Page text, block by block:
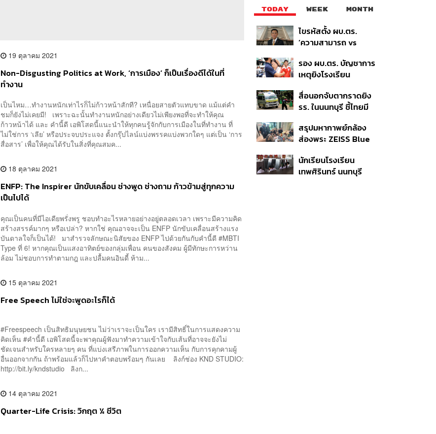
19 ตุลาคม 2021
Non-Disgusting Politics at Work, ‘การเมือง’ ก็เป็นเรื่องดีได้ในที่
ทำงาน
เป็นไหม…ทำงานหนักเท่าไรก็ไม่ก้าวหน้าสักที? เหนื่อยสายตัวแทบขาด แม้แต่คำ
ชมก็ยังไม่เคยมี! เพราะฉะนั้นทำงานหนักอย่างเดียวไม่เพียงพอที่จะทำให้คุณ
ก้าวหน้าได้ และ คำนี้ดี เอพิโสดนี้แนะนำให้ทุกคนรู้จักกับการเมืองในที่ทำงาน ที่
ไม่ใช่การ ‘เลีย’ หรือประจบประแจง ตั้งกรุ๊ปไลน์แบ่งพรรคแบ่งพวกใดๆ แต่เป็น ‘การ
สื่อสาร’ เพื่อให้คุณได้รับในสิ่งที่คุณสมค...
18 ตุลาคม 2021
ENFP: The Inspirer นักขับเคลื่อน ช่างพูด ช่างถาม ก้าวข้ามสู่ทุกความ
เป็นไปได้
คุณเป็นคนที่มีไอเดียพรั่งพรู ชอบทำอะไรหลายอย่างอยู่ตลอดเวลา เพราะมีความคิด
สร้างสรรค์มากๆ หรือเปล่า? หากใช่ คุณอาจจะเป็น ENFP นักขับเคลื่อนสร้างแรง
บันดาลใจก็เป็นได้! มาสำรวจลักษณะนิสัยของ ENFP ไปด้วยกันกับคำนี้ดี #MBTI
Type ที่ 6! หากคุณเป็นแสงอาทิตย์ของกลุ่มเพื่อน คนของสังคม ผู้มีทักษะการหว่าน
ล้อม ไม่ชอบการทำตามกฎ และปลื้มคนอินดี้ ห้าม...
15 ตุลาคม 2021
Free Speech ไม่ใช่จะพูดอะไรก็ได้
#Freespeech เป็นสิทธิมนุษยชน ไม่ว่าเราจะเป็นใคร เรามีสิทธิ์ในการแสดงความ
คิดเห็น #คำนี้ดี เอพิโสดนี้จะพาคุณผู้ฟังมาทำความเข้าใจกับเส้นที่อาจจะยังไม่
ชัดเจนสำหรับใครหลายๆ คน ที่แบ่งเสรีภาพในการออกความเห็น กับการคุกคามผู้
อื่นออกจากกัน ถ้าพร้อมแล้วก็ไปหาคำตอบพร้อมๆ กันเลย ลิงก์ช่อง KND STUDIO:
http://bit.ly/kndstudio ลิงก...
14 ตุลาคม 2021
Quarter-Life Crisis: วิกฤต ¼ ชีวิต
TODAY WEEK MONTH
ไขรหัสตั้ง ผบ.ตร.
‘ความสามารถ vs
ปฏิรูปสีกากี กับ
พล.ต.อ. เอก อังสนา
นนท์
รอง ผบ.ตร. บัญชาการ
เหตุยิงโรงเรียน
ค้นหา 2 รอบยืนยันไร้คน
ติดค้าง พบศพปู่-ย่าที่
สื่อนอกจับตากราดยิง
รร. ในนนทบุรี ชี้ไทยมี
ในระดับต้นของภูมิภาค
สรุปมหากาพย์กล้อง
ส่องพระ ZEISS Blue
ผลิต 8.3 ล้าน สู่ข้อ
พิพาท ‘มาเวลล์ฯ’ ฟ้อง
นักเรียนโรงเรียน
เทพศิรินทร์ นนทบุรี